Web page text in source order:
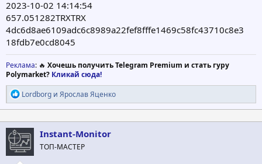
2023-10-02 14:14:54
657.051282TRXTRX
4dc6d8ae6109adc6c8989a22fef8fffe1469c58fc43710c8e3
18fdb7e0cd8045
Реклама: 🔥 Хочешь получить Telegram Premium и стать гуру
Polymarket? Кликай сюда!
Р
е
а
к
ц
и
и
:
Lordborg и Ярослав Яценко
Instant-Monitor
ТОП-МАСТЕР